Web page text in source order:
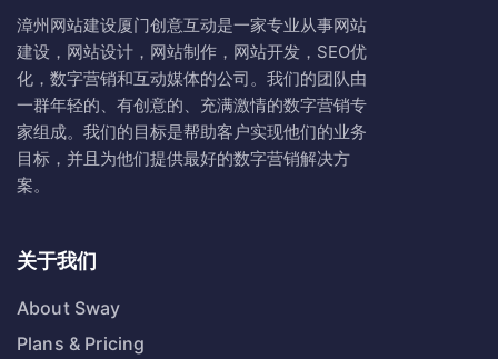
漳州网站建设厦门创意互动是一家专业从事网站
建设，网站设计，网站制作，网站开发，SEO优
化，数字营销和互动媒体的公司。我们的团队由
一群年轻的、有创意的、充满激情的数字营销专
家组成。我们的目标是帮助客户实现他们的业务
目标，并且为他们提供最好的数字营销解决方
案。
关于我们
About Sway
Plans & Pricing